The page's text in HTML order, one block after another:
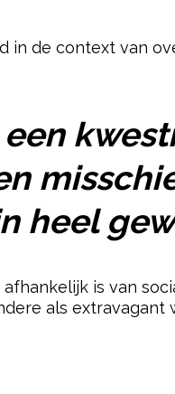
in de context van
heel
afhankelijk is van
als